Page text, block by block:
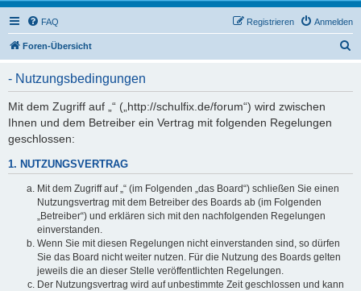
FAQ Anmelden
Registrieren
Foren-Übersicht
- Nutzungsbedingungen
Mit dem Zugriff auf „“ („http://schulfix.de/forum“) wird zwischen
Ihnen und dem Betreiber ein Vertrag mit folgenden Regelungen
geschlossen:
1. NUTZUNGSVERTRAG
Mit dem Zugriff auf „“ (im Folgenden „das Board“) schließen Sie einen
Nutzungsvertrag mit dem Betreiber des Boards ab (im Folgenden
„Betreiber“) und erklären sich mit den nachfolgenden Regelungen
einverstanden.
Wenn Sie mit diesen Regelungen nicht einverstanden sind, so dürfen
Sie das Board nicht weiter nutzen. Für die Nutzung des Boards gelten
jeweils die an dieser Stelle veröffentlichten Regelungen.
Der Nutzungsvertrag wird auf unbestimmte Zeit geschlossen und kann